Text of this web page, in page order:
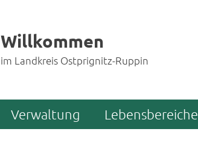
Willkommen
im Landkreis Ostprignitz-Ruppin
Verwaltung Lebensbereiche